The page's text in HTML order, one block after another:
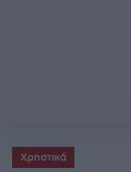
Χρηστικά